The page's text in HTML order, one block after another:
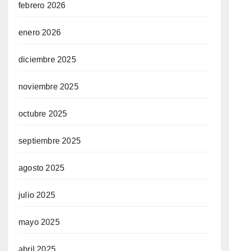
febrero 2026
enero 2026
diciembre 2025
noviembre 2025
octubre 2025
septiembre 2025
agosto 2025
julio 2025
mayo 2025
abril 2025